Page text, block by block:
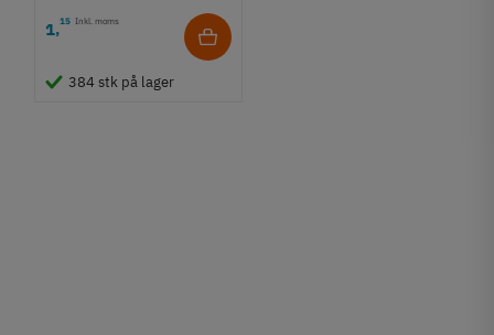
1,15 Inkl. moms
384 stk på lager